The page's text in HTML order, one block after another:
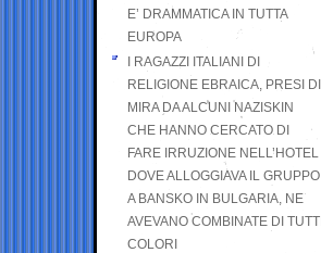
E’ DRAMMATICA IN TUTTA
EUROPA
I RAGAZZI ITALIANI DI
RELIGIONE EBRAICA, PRESI DI
MIRA DA ALCUNI NAZISKIN
CHE HANNO CERCATO DI
FARE IRRUZIONE NELL’HOTEL
DOVE ALLOGGIAVA IL GRUPPO
A BANSKO IN BULGARIA, NE
AVEVANO COMBINATE DI TUTTI
COLORI